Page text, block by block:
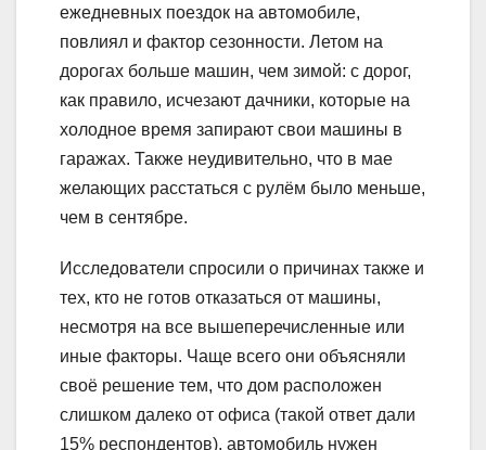
ежедневных поездок на автомобиле,
повлиял и фактор сезонности. Летом на
дорогах больше машин, чем зимой: с дорог,
как правило, исчезают дачники, которые на
холодное время запирают свои машины в
гаражах. Также неудивительно, что в мае
желающих расстаться с рулём было меньше,
чем в сентябре.
Исследователи спросили о причинах также и
тех, кто не готов отказаться от машины,
несмотря на все вышеперечисленные или
иные факторы. Чаще всего они объясняли
своё решение тем, что дом расположен
слишком далеко от офиса (такой ответ дали
15% респондентов), автомобиль нужен